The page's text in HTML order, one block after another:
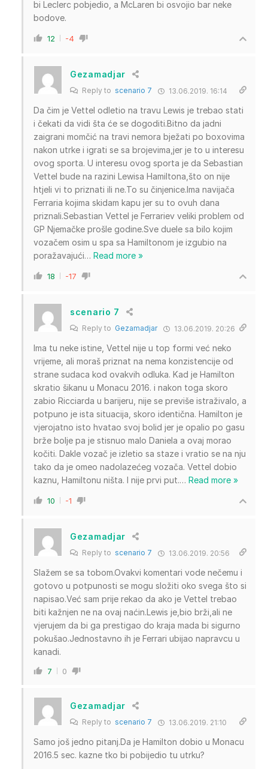
bi Leclerc pobjedio, a McLaren bi osvojio bar neke
bodove.
12 -4
Gezamadjar
Reply to scenario 7 13.06.2019. 16:14
Da čim je Vettel odletio na travu Lewis je trebao stati
i čekati da vidi šta će se dogoditi.Bitno da jadni
zaigrani momčić na travi nemora bježati po boxovima
nakon utrke i igrati se sa brojevima,jer je to u interesu
ovog sporta. U interesu ovog sporta je da Sebastian
Vettel bude na razini Lewisa Hamiltona,što on nije
htjeli vi to priznati ili ne.To su činjenice.Ima navijača
Ferraria kojima skidam kapu jer su to ovuh dana
priznali.Sebastian Vettel je Ferrariev veliki problem od
GP Njemačke prošle godine.Sve duele sa bilo kojim
vozačem osim u spa sa Hamiltonom je izgubio na
poražavajući… Read more »
18 -17
scenario 7
Reply to Gezamadjar 13.06.2019. 20:26
Ima tu neke istine, Vettel nije u top formi već neko
vrijeme, ali moraš priznat na nema konzistencije od
strane sudaca kod ovakvih odluka. Kad je Hamilton
skratio šikanu u Monacu 2016. i nakon toga skoro
zabio Ricciarda u barijeru, nije se previše istraživalo, a
potpuno je ista situacija, skoro identična. Hamilton je
vjerojatno isto hvatao svoj bolid jer je opalio po gasu
brže bolje pa je stisnuo malo Daniela a ovaj morao
kočiti. Dakle vozač je izletio sa staze i vratio se na nju
tako da je omeo nadolazećeg vozača. Vettel dobio
kaznu, Hamiltonu ništa. I nije prvi put.… Read more »
10 -1
Gezamadjar
Reply to scenario 7 13.06.2019. 20:56
Slažem se sa tobom.Ovakvi komentari vode nečemu i
gotovo u potpunosti se mogu složiti oko svega što si
napisao.Već sam prije rekao da ako je Vettel trebao
biti kažnjen ne na ovaj naćin.Lewis je,bio brži,ali ne
vjerujem da bi ga prestigao do kraja mada bi sigurno
pokušao.Jednostavno ih je Ferrari ubijao napravcu u
kanadi.
7 0
Gezamadjar
Reply to scenario 7 13.06.2019. 21:10
Samo još jedno pitanj.Da je Hamilton dobio u Monacu
2016.5 sec. kazne tko bi pobijedio tu utrku?